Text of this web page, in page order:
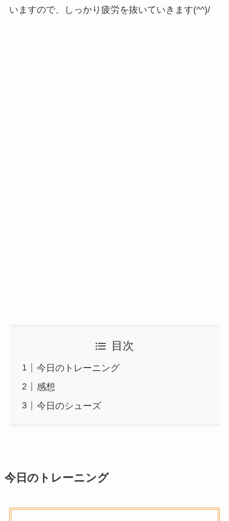
いますので、しっかり疲労を抜いていきます(^^)/
目次
今日のトレーニング
感想
今日のシューズ
今日のトレーニング